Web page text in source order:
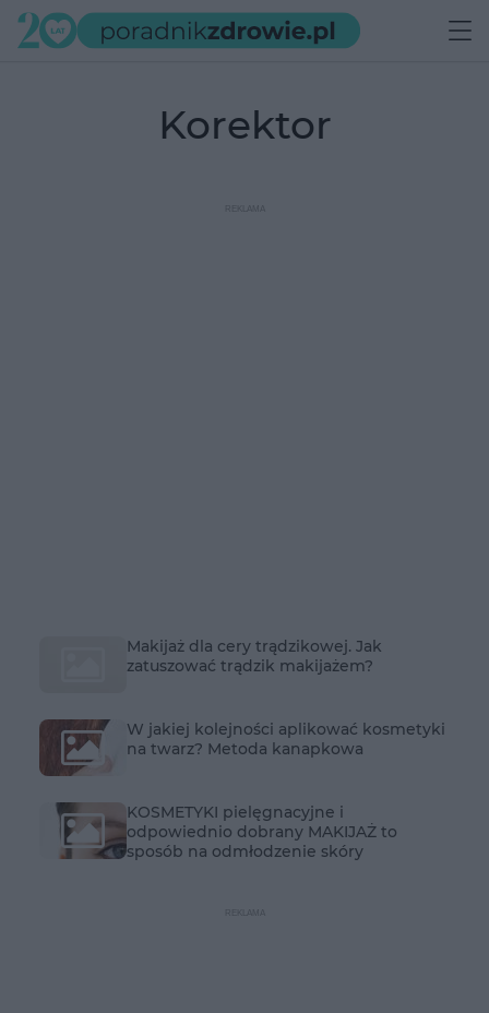
korektor
Makijaż dla cery trądzikowej. Jak
zatuszować trądzik makijażem?
W jakiej kolejności aplikować kosmetyki
na twarz? Metoda kanapkowa
KOSMETYKI pielęgnacyjne i
odpowiednio dobrany MAKIJAŻ to
sposób na odmłodzenie skóry